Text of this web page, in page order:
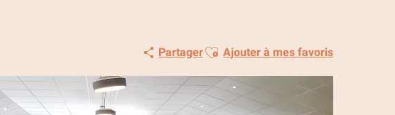
PartagerAjouter aux favoris
Ajouter à mes favoris